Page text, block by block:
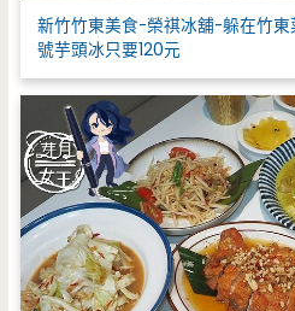
新竹竹東美食-榮祺冰舖-躲在竹
號芋頭冰只要120元